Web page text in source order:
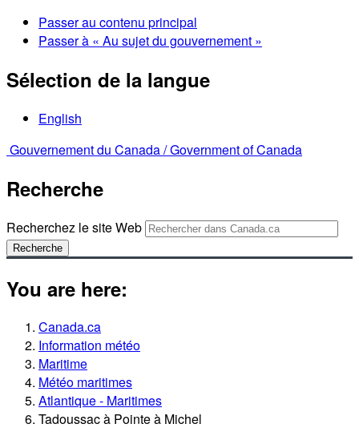
Passer au contenu principal
Passer à « Au sujet du gouvernement »
Sélection de la langue
English
Gouvernement du Canada /Government of Canada
Recherche
Recherchez le site Web
Recherche
You are here:
Canada.ca
Information météo
Maritime
Météo maritimes
Atlantique - Maritimes
Tadoussac à Pointe à Michel